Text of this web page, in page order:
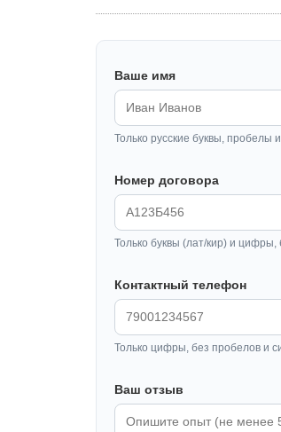
Ваше имя
Только русские буквы, пробелы
Номер договора
Только буквы (лат/кир) и цифры,
Контактный телефон
Только цифры, без пробелов и
Ваш отзыв